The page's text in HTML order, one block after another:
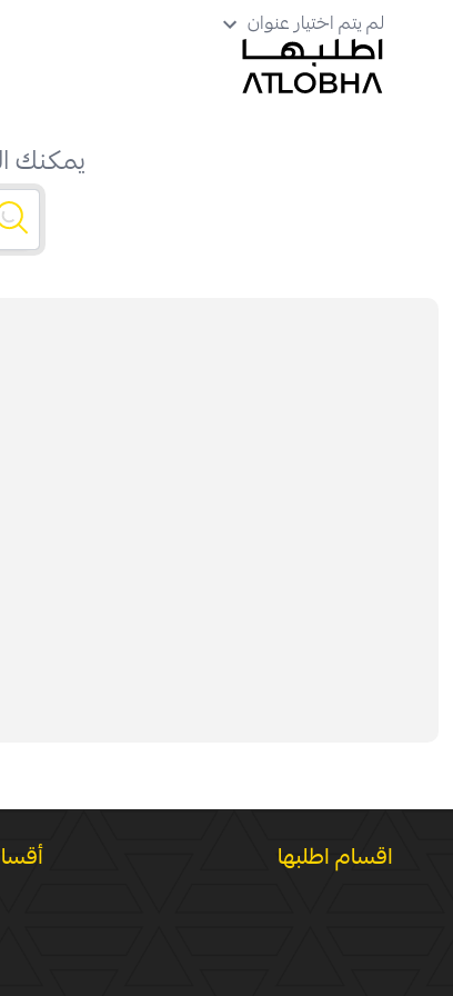
لم يتم اختيار عنوان
يمكنك
اقسام اطلبها